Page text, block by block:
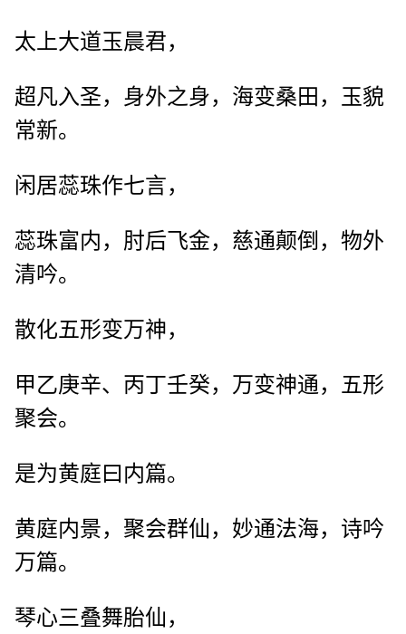
太上大道玉晨君，
超凡入圣，身外之身，海变桑田，玉貌
常新。
闲居蕊珠作七言，
蕊珠富内，肘后飞金，慈通颠倒，物外
清吟。
散化五形变万神，
甲乙庚辛、丙丁壬癸，万变神通，五形
聚会。
是为黄庭曰内篇。
黄庭内景，聚会群仙，妙通法海，诗吟
万篇。
琴心三叠舞胎仙，